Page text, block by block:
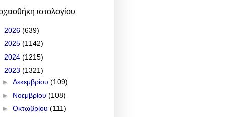
ιστολογίου
2026 (639)
2025 (1142)
2024 (1215)
2023 (1321)
► Δεκεμβρίου (109)
► Νοεμβρίου (108)
► Οκτωβρίου (111)